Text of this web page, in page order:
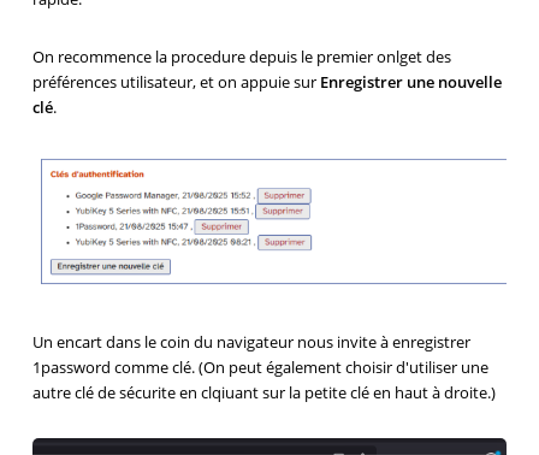
On recommence la procedure depuis le premier onlget des
préférences utilisateur, et on appuie sur Enregistrer une nouvelle
clé.
Un encart dans le coin du navigateur nous invite à enregistrer
1password comme clé. (On peut également choisir d'utiliser une
autre clé de sécurite en clqiuant sur la petite clé en haut à droite.)